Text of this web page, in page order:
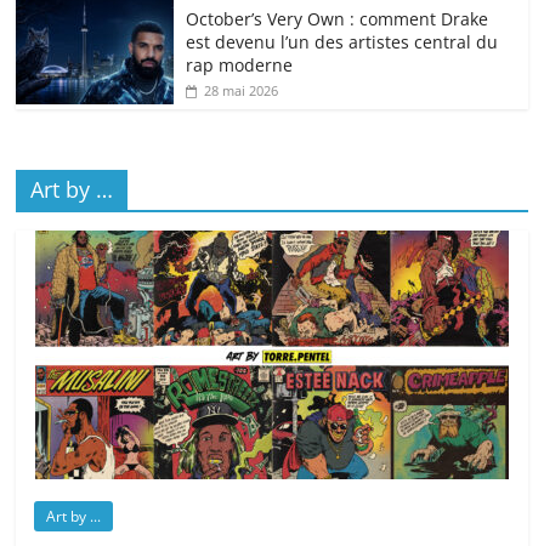
October’s Very Own : comment Drake
est devenu l’un des artistes central du
rap moderne
28 mai 2026
Art by …
Art by ...